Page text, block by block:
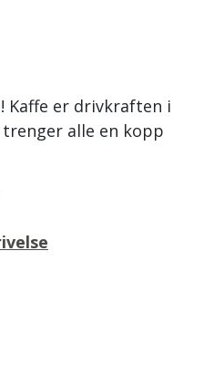
Kaffe er drivkraften i
trenger alle en kopp